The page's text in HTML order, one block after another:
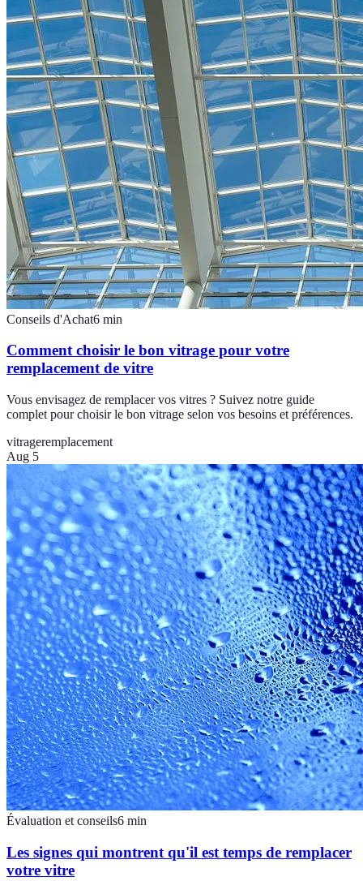
Conseils d'Achat6 min
Comment choisir le bon vitrage pour votre
remplacement de vitre
Vous envisagez de remplacer vos vitres ? Suivez notre guide
complet pour choisir le bon vitrage selon vos besoins et préférences.
vitrageremplacement
Aug 5
Évaluation et conseils6 min
Les signes qui montrent qu'il est temps de remplacer
votre vitre